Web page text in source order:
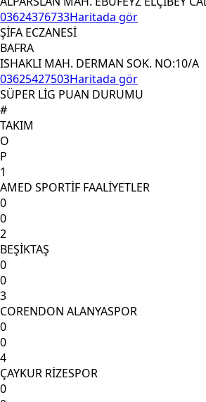
03624376733Haritada gör
ŞİFA ECZANESİ
BAFRA
ISHAKLI MAH. DERMAN SOK. NO:10/A
03625427503Haritada gör
SÜPER LİG PUAN DURUMU
#
TAKIM
O
P
1
AMED SPORTİF FAALİYETLER
0
0
2
BEŞİKTAŞ
0
0
3
CORENDON ALANYASPOR
0
0
4
ÇAYKUR RİZESPOR
0